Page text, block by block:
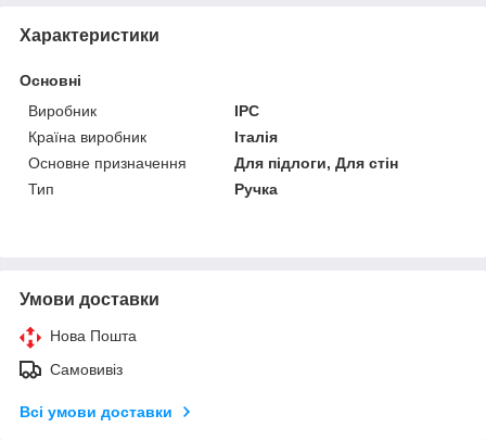
Характеристики
Основні
Виробник
IPC
Країна виробник
Італія
Основне призначення
Для підлоги, Для стін
Тип
Ручка
Умови доставки
Нова Пошта
Самовивіз
Всі умови доставки